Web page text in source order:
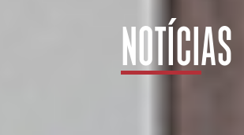
NOTÍCIAS